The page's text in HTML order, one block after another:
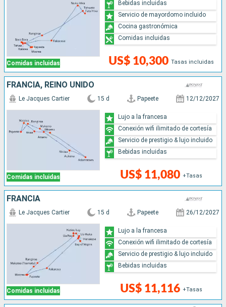
Comidas incluidas US$ 10,300 Tasas incluidas
Bebidas incluidas
Servicio de mayordomo incluido
Cocina gastronómica
Comidas incluidas
FRANCIA, REINO UNIDO
Comidas incluidas
Le Jacques Cartier 15 d Papeete 12/12/2027
US$ 11,080 +Tasas
Lujo a la francesa
Conexión wifi ilimitado de cortesía
Servicio de prestigio & lujo incluido
Bebidas incluidas
FRANCIA
Comidas incluidas
Le Jacques Cartier 15 d Papeete 26/12/2027
US$ 11,116 +Tasas
Lujo a la francesa
Conexión wifi ilimitado de cortesía
Servicio de prestigio & lujo incluido
Bebidas incluidas